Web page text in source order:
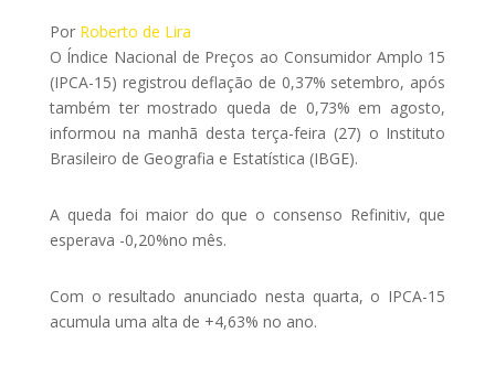
Por Roberto de Lira
O Índice Nacional de Preços ao Consumidor Amplo 15
(IPCA-15) registrou deflação de 0,37% setembro, após
também ter mostrado queda de 0,73% em agosto,
informou na manhã desta terça-feira (27) o Instituto
Brasileiro de Geografia e Estatística (IBGE).
A queda foi maior do que o consenso Refinitiv, que
esperava -0,20%no mês.
Com o resultado anunciado nesta quarta, o IPCA-15
acumula uma alta de +4,63% no ano.